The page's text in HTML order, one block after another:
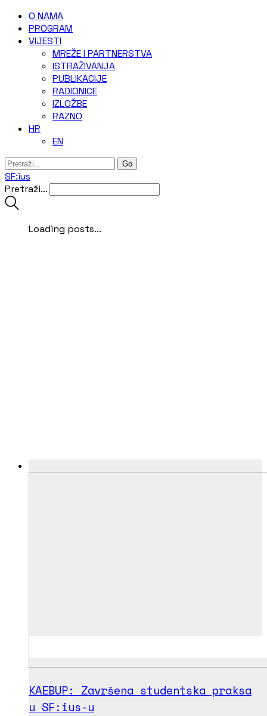
O NAMA
‎PROGRAM
VIJESTI
MREŽE I PARTNERSTVA
ISTRAŽIVANJA
PUBLIKACIJE
RADIONICE
IZLOŽBE
RAZNO
HR
EN
SF:ius
Pretraži...
Loading posts...
KAEBUP: Završena studentska praksa
u SF:ius-u